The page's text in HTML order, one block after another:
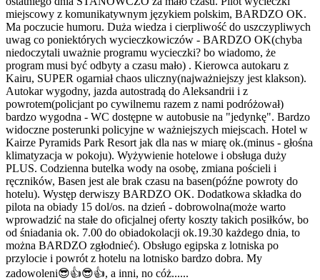
miejscowy z komunikatywnym językiem polskim, BARDZO OK.
Ma poczucie humoru. Duża wiedza i cierpliwość do uszczypliwych
uwag co poniektórych wycieczkowiczów - BARDZO OK(chyba
niedoczytali uważnie programu wycieczki? bo wiadomo, że
program musi być odbyty a czasu mało) . Kierowca autokaru z
Kairu, SUPER ogarniał chaos uliczny(najważniejszy jest klakson).
Autokar wygodny, jazda autostradą do Aleksandrii i z
powrotem(policjant po cywilnemu razem z nami podróżował)
bardzo wygodna - WC dostępne w autobusie na "jedynkę". Bardzo
widoczne posterunki policyjne w ważniejszych miejscach. Hotel w
Kairze Pyramids Park Resort jak dla nas w miarę ok.(minus - głośna
klimatyzacja w pokoju). Wyżywienie hotelowe i obsługa duży
PLUS. Codzienna butelka wody na osobę, zmiana pościeli i
ręczników, Basen jest ale brak czasu na basen(późne powroty do
hotelu). Występ derwiszy BARDZO OK. Dodatkowa składka do
pilota na obiady 15 dol/os. na dzień - dobrowolna(może warto
wprowadzić na stałe do oficjalnej oferty koszty takich posiłków, bo
od śniadania ok. 7.00 do obiadokolacji ok.19.30 każdego dnia, to
można BARDZO zgłodnieć). Obsługo egipska z lotniska po
przylocie i powrót z hotelu na lotnisko bardzo dobra. My
zadowoleni😎👍😎👍, a inni, no cóż......